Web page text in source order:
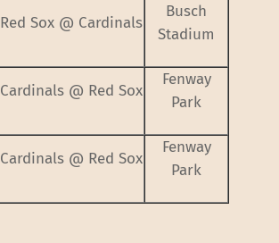
Red Sox @ Cardinals
Busch
Stadium
Cardinals @ Red Sox
Fenway
Park
Cardinals @ Red Sox
Fenway
Park